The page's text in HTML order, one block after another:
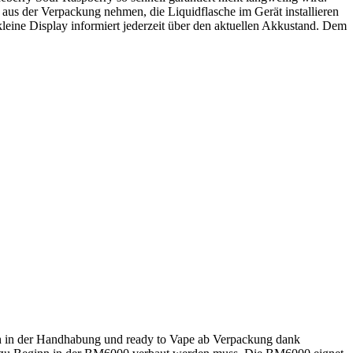
der Verpackung nehmen, die Liquidflasche im Gerät installieren
Display informiert jederzeit über den aktuellen Akkustand. Dem
der Handhabung und ready to Vape ab Verpackung dank